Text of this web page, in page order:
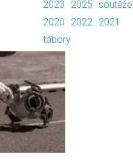
2023
2025 soutěže
2020
2022 2021
tábory